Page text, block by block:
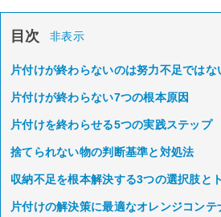
目次 非表示
片付けが終わらないのは努力不足ではな
片付けが終わらない7つの根本原因
片付けを終わらせる5つの実践ステップ
捨てられない物の判断基準と対処法
収納不足を根本解決する3つの選択肢と
片付けの解決策に最適なオレンジコンテ